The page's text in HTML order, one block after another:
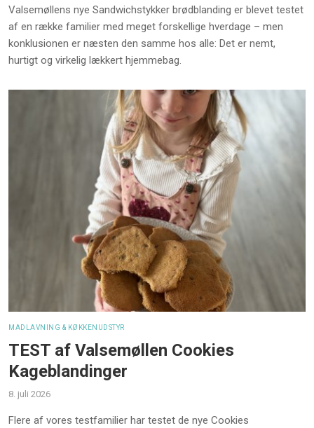
Valsemøllens nye Sandwichstykker brødblanding er blevet testet
af en række familier med meget forskellige hverdage – men
konklusionen er næsten den samme hos alle: Det er nemt,
hurtigt og virkelig lækkert hjemmebag.
MADLAVNING & KØKKENUDSTYR
TEST af Valsemøllen Cookies
Kageblandinger
8. juli 2026
Flere af vores testfamilier har testet de nye Cookies